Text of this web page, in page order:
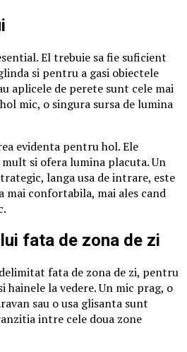
El trebuie sa fie suficient
si pentru a gasi obiectele
aplicele de perete sunt cele mai
mic, o singura sursa de lumina
evidenta pentru hol. Ele
si ofera lumina placuta. Un
langa usa de intrare, este
mai confortabila, mai ales cand
fata de zona de zi
fata de zona de zi, pentru
hainele la vedere. Un mic prag, o
sau o usa glisanta sunt
intre cele doua zone